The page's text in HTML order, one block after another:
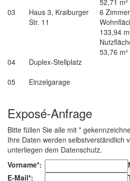
52,71 m²
03
Haus 3, Kraiburger
Str. 11
6 Zimmer
133,94
53,76 m²
04 Duplex-Stellplatz
05
Einzelgarage
Exposé-Anfrage
Bitte füllen Sie alle mit *
Ihre Daten werden selbstverständlich
unterliegen dem Datenschutz.
Vorname*:
E-Mail*: